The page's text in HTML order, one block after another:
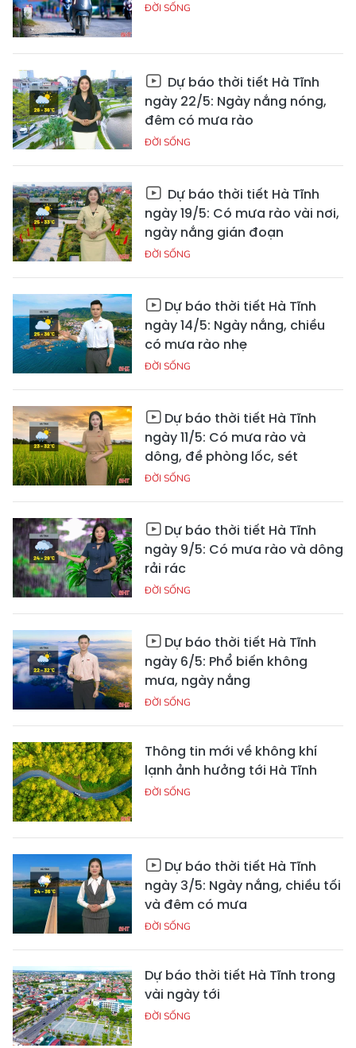
ĐỜI SỐNG
Dự báo thời tiết Hà Tĩnh
ngày 22/5: Ngày nắng nóng,
đêm có mưa rào
ĐỜI SỐNG
Dự báo thời tiết Hà Tĩnh
ngày 19/5: Có mưa rào vài nơi,
ngày nắng gián đoạn
ĐỜI SỐNG
Dự báo thời tiết Hà Tĩnh
ngày 14/5: Ngày nắng, chiều
có mưa rào nhẹ
ĐỜI SỐNG
Dự báo thời tiết Hà Tĩnh
ngày 11/5: Có mưa rào và
dông, đề phòng lốc, sét
ĐỜI SỐNG
Dự báo thời tiết Hà Tĩnh
ngày 9/5: Có mưa rào và dông
rải rác
ĐỜI SỐNG
Dự báo thời tiết Hà Tĩnh
ngày 6/5: Phổ biến không
mưa, ngày nắng
ĐỜI SỐNG
Thông tin mới về không khí
lạnh ảnh hưởng tới Hà Tĩnh
ĐỜI SỐNG
Dự báo thời tiết Hà Tĩnh
ngày 3/5: Ngày nắng, chiều tối
và đêm có mưa
ĐỜI SỐNG
Dự báo thời tiết Hà Tĩnh trong
vài ngày tới
ĐỜI SỐNG